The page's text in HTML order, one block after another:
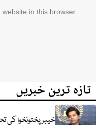
in this browser
تازہ ترین خبریں
خیبر پختونخوا